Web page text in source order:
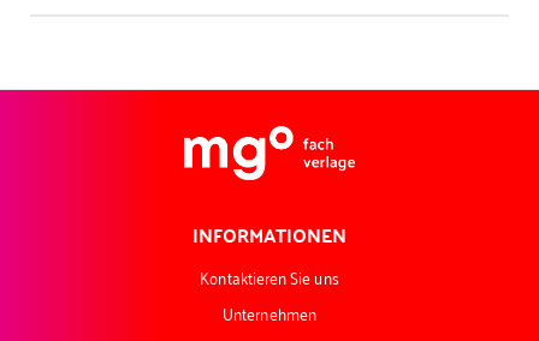
INFORMATIONEN
Kontaktieren Sie uns
Unternehmen